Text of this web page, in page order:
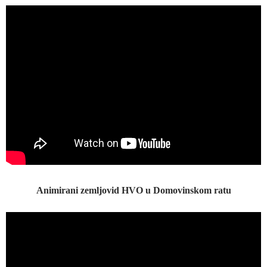
Animirani zemljovid HVO u Domovinskom ratu